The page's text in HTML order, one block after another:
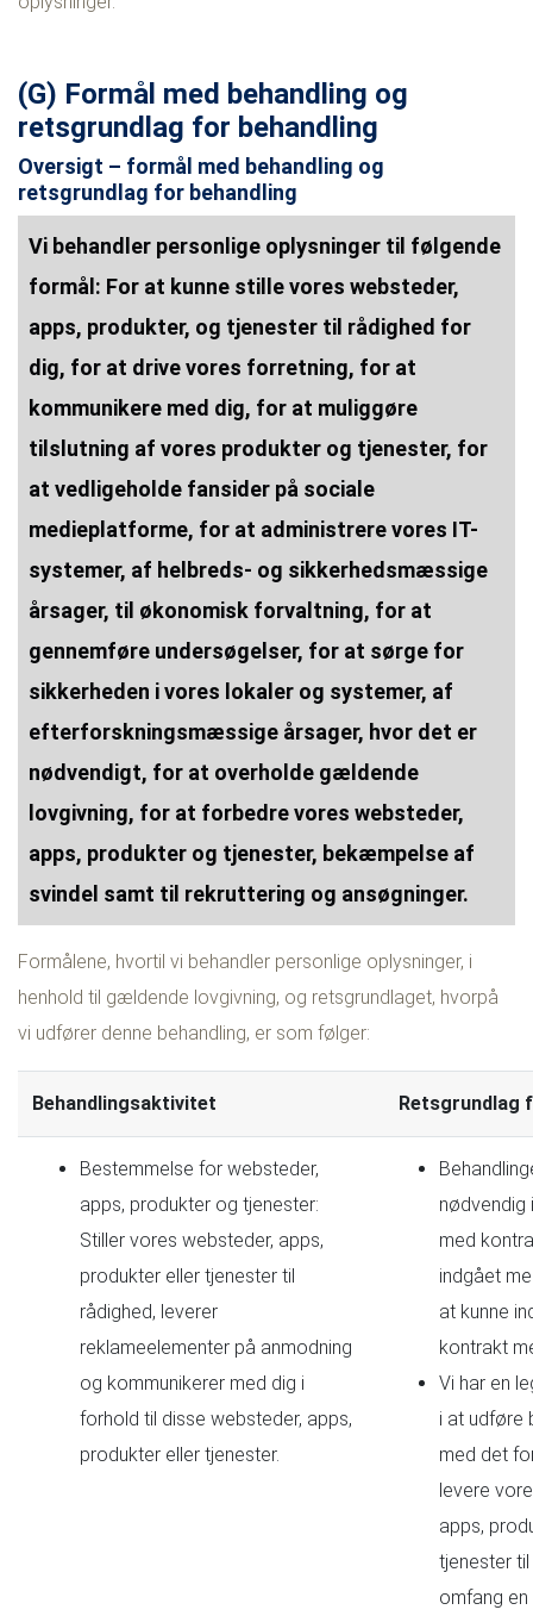
(G) Formål med behandling og
retsgrundlag for behandling
Oversigt – formål med behandling og
retsgrundlag for behandling
Vi behandler personlige oplysninger til følgende
formål: For at kunne stille vores websteder,
apps, produkter, og tjenester til rådighed for
dig, for at drive vores forretning, for at
kommunikere med dig, for at muliggøre
tilslutning af vores produkter og tjenester, for
at vedligeholde fansider på sociale
medieplatforme, for at administrere vores IT-
systemer, af helbreds- og sikkerhedsmæssige
årsager, til økonomisk forvaltning, for at
gennemføre undersøgelser, for at sørge for
sikkerheden i vores lokaler og systemer, af
efterforskningsmæssige årsager, hvor det er
nødvendigt, for at overholde gældende
lovgivning, for at forbedre vores websteder,
apps, produkter og tjenester, bekæmpelse af
svindel samt til rekruttering og ansøgninger.
Formålene, hvortil vi behandler personlige oplysninger, i
henhold til gældende lovgivning, og retsgrundlaget, hvorpå
vi udfører denne behandling, er som følger:
Behandlingsaktivitet Retsgrundlag
Bestemmelse for websteder,
apps, produkter og tjenester:
Stiller vores websteder, apps,
produkter eller tjenester til
rådighed, leverer
reklameelementer på anmodning
og kommunikerer med dig i
forhold til disse websteder, apps,
produkter eller tjenester.
nødvendig
med
indgået
at kunne
kontrakt
Vi har en
i at udføre
med det
levere
apps,
tjenester
omfang